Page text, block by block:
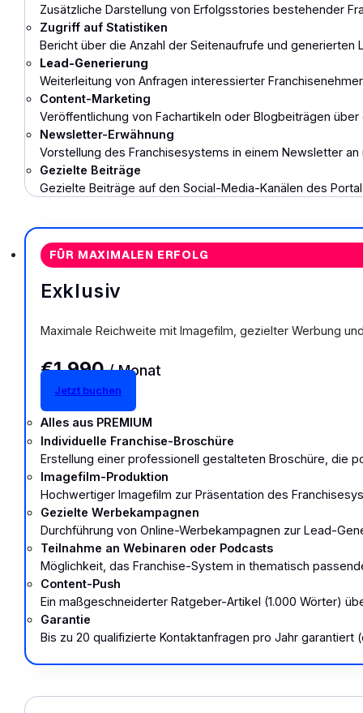
Zusätzliche Darstellung von Erfolgsstories bestehender
Zugriff auf Statistiken
Bericht über die Anzahl der Seitenaufrufe und generierten
Lead-Generierung
Weiterleitung von Anfragen interessierter
Content-Marketing
Veröffentlichung von Fachartikeln oder Blogbeiträgen
Newsletter-Erwähnung
Vorstellung des Franchisesystems in einem Newsletter
Gezielte Beiträge
Gezielte Beiträge auf den Social-Media-Kanälen des
FÜR MAXIMALEN ERFOLG
Exklusiv
Maximale Reichweite mit Imagefilm, gezielter Werbung
€1.990/ Monat
Jetzt buchen
Alles aus PREMIUM
Individuelle Franchise-Broschüre
Erstellung einer professionell gestalteten Broschüre, die
Imagefilm-Produktion
Hochwertiger Imagefilm zur Präsentation des
Gezielte Werbekampagnen
Durchführung von Online-Werbekampagnen zur Lead-
Teilnahme an Webinaren oder Podcasts
Möglichkeit, das Franchise-System in thematisch
Content-Push
Ein maßgeschneiderter Ratgeber-Artikel (1.000 Wörter)
Garantie
Bis zu 20 qualifizierte Kontaktanfragen pro Jahr garantiert